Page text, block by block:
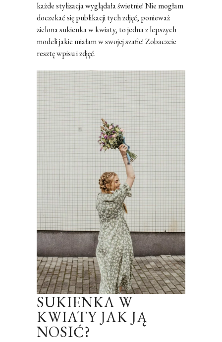
każde stylizacja wyglądała świetnie! Nie mogłam
doczekać się publikacji tych zdjęć, ponieważ
zielona sukienka w kwiaty, to jedna z lepszych
modeli jakie miałam w swojej szafie! Zobaczcie
resztę wpisu i zdjęć.
SUKIENKA W
KWIATY JAK JĄ
NOSIĆ?